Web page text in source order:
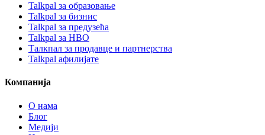
Talkpal за образовање
Talkpal за бизнис
Talkpal за предузећа
Talkpal за НВО
Талкпал за продавце и партнерства
Talkpal афилијате
Компанија
О нама
Блог
Медији